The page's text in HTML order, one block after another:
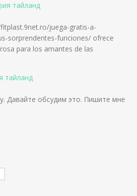
тайланд
juega-gratis-a-
sorprendentes-funciones/ ofrece
para los amantes de las
тайланд
Давайте обсудим это. Пишите мне